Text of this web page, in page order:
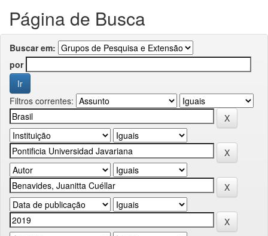
Página de Busca
Buscar em:
por
Filtros correntes: